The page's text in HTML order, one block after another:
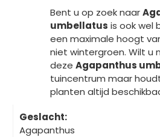
Bent u op zoek naar
umbellatus is ook wel
een maximale hoogt
niet wintergroen. Wilt
deze Agapanthus
tuincentrum maar
planten altijd
Geslacht:
Agapanthus